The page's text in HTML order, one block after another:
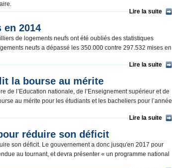
Lire la suite
en 2014
de logements neufs ont été oubliés des statistiques
neufs a dépassé les 350.000 contre 297.532 mises en
Lire la suite
la bourse au mérite
de l’Education nationale, de l’Enseignement supérieur et de
au mérite pour les étudiants et les bacheliers pour l’année
Lire la suite
réduire son déficit
son déficit. Le gouvernement a donc jusqu'en 2017 pour
au tournant, et devra présenter « un programme national